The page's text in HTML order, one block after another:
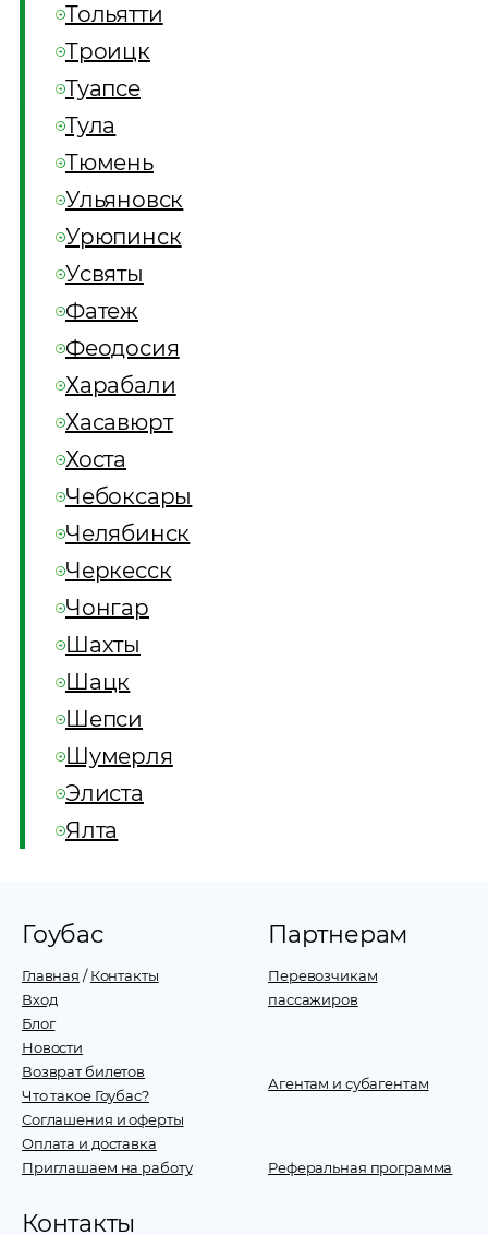
Тольятти
Троицк
Туапсе
Тула
Тюмень
Ульяновск
Урюпинск
Усвяты
Фатеж
Феодосия
Харабали
Хасавюрт
Хоста
Чебоксары
Челябинск
Черкесск
Чонгар
Шахты
Шацк
Шепси
Шумерля
Элиста
Ялта
Гоубас
Главная /Контакты
Вход
Блог
Новости
Возврат билетов
Что такое Гоубас?
Соглашения и оферты
Оплата и доставка
Приглашаем на работу
Партнерам
Перевозчикам
пассажиров
Агентам и субагентам
Реферальная программа
Контакты